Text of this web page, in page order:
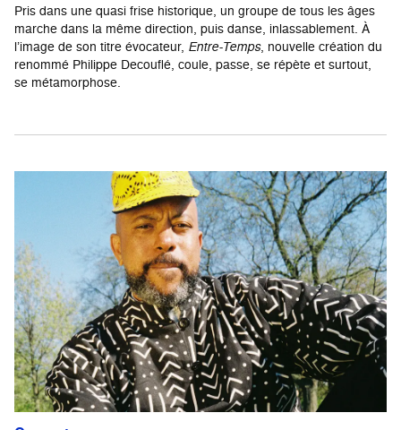
Pris dans une quasi frise historique, un groupe de tous les âges
marche dans la même direction, puis danse, inlassablement. À
l’image de son titre évocateur, Entre-Temps, nouvelle création du
renommé Philippe Decouflé, coule, passe, se répète et surtout,
se métamorphose.